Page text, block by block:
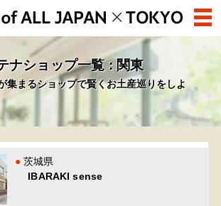
ナショップ一覧 : 関東
集まるショップで賢くお土産巡りをしよ
茨城県
IBARAKI sense